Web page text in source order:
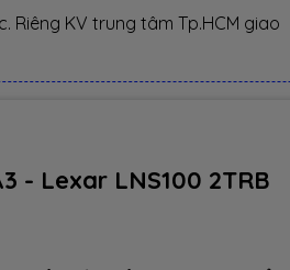
Riêng KV trung tâm Tp.HCM giao
- Lexar LNS100 2TRB